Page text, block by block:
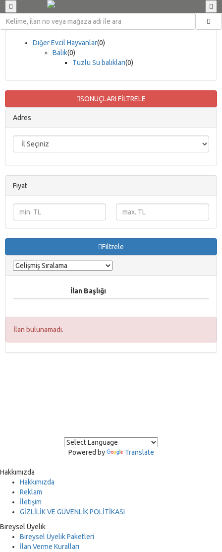
Diğer Evcil Hayvanlar(0)
Balık(0)
Tuzlu Su balıkları(0)
SONUÇLARI FİLTRELE
Adres
Fiyat
Filtrele
İlan Başlığı
İlan bulunamadı.
Powered by Translate
Hakkımızda
Hakkımızda
Reklam
İletişim
GİZLİLİK VE GÜVENLİK POLİTİKASI
Bireysel Üyelik
Bireysel Üyelik Paketleri
İlan Verme Kuralları